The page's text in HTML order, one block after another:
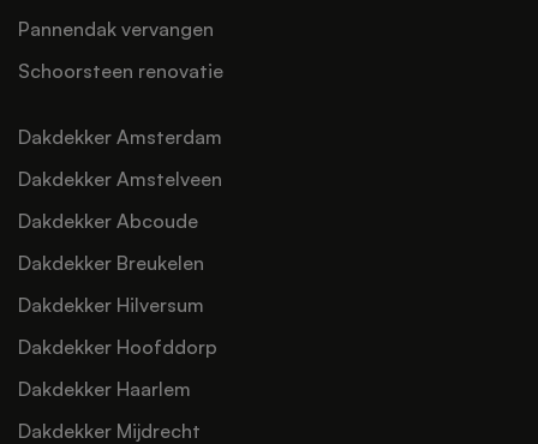
Pannendak vervangen
Schoorsteen renovatie
Dakdekker Amsterdam
Dakdekker Amstelveen
Dakdekker Abcoude
Dakdekker Breukelen
Dakdekker Hilversum
Dakdekker Hoofddorp
Dakdekker Haarlem
Dakdekker Mijdrecht